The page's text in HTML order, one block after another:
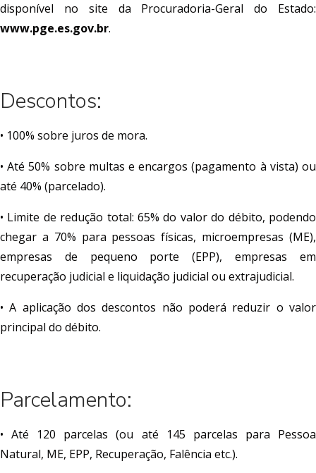
disponível no site da Procuradoria-Geral do Estado:
www.pge.es.gov.br.
Descontos:
• 100% sobre juros de mora.
• Até 50% sobre multas e encargos (pagamento à vista) ou
até 40% (parcelado).
• Limite de redução total: 65% do valor do débito, podendo
chegar a 70% para pessoas físicas, microempresas (ME),
empresas de pequeno porte (EPP), empresas em
recuperação judicial e liquidação judicial ou extrajudicial.
• A aplicação dos descontos não poderá reduzir o valor
principal do débito.
Parcelamento:
• Até 120 parcelas (ou até 145 parcelas para Pessoa
Natural, ME, EPP, Recuperação, Falência etc.).